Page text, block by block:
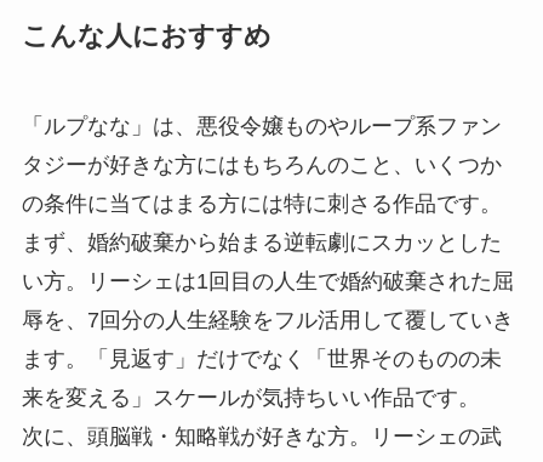
こんな人におすすめ
「ルプなな」は、悪役令嬢ものやループ系ファン
タジーが好きな方にはもちろんのこと、いくつか
の条件に当てはまる方には特に刺さる作品です。
まず、婚約破棄から始まる逆転劇にスカッとした
い方。リーシェは1回目の人生で婚約破棄された屈
辱を、7回分の人生経験をフル活用して覆していき
ます。「見返す」だけでなく「世界そのものの未
来を変える」スケールが気持ちいい作品です。
次に、頭脳戦・知略戦が好きな方。リーシェの武